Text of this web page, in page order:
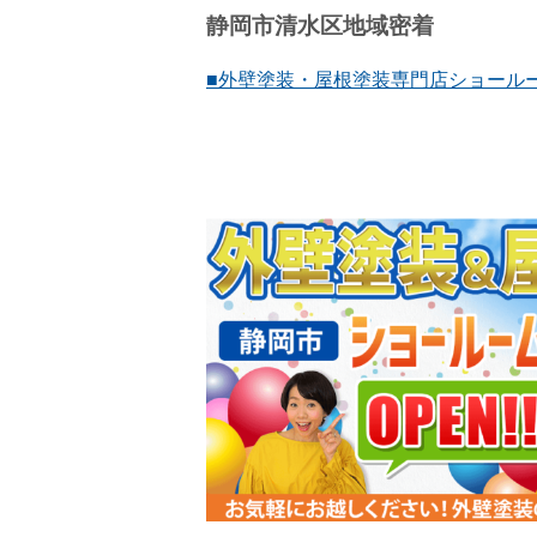
静岡市清水区地域密着
■外壁塗装・屋根塗装専門店ショール